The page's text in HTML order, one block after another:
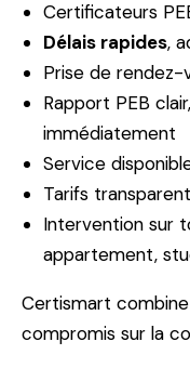
Certificateurs
Délais rapides,
Prise de rendez-
Rapport PEB
immédiatement
Service
Tarifs
Intervention sur
appartement,
Certismart combine
compromis sur la